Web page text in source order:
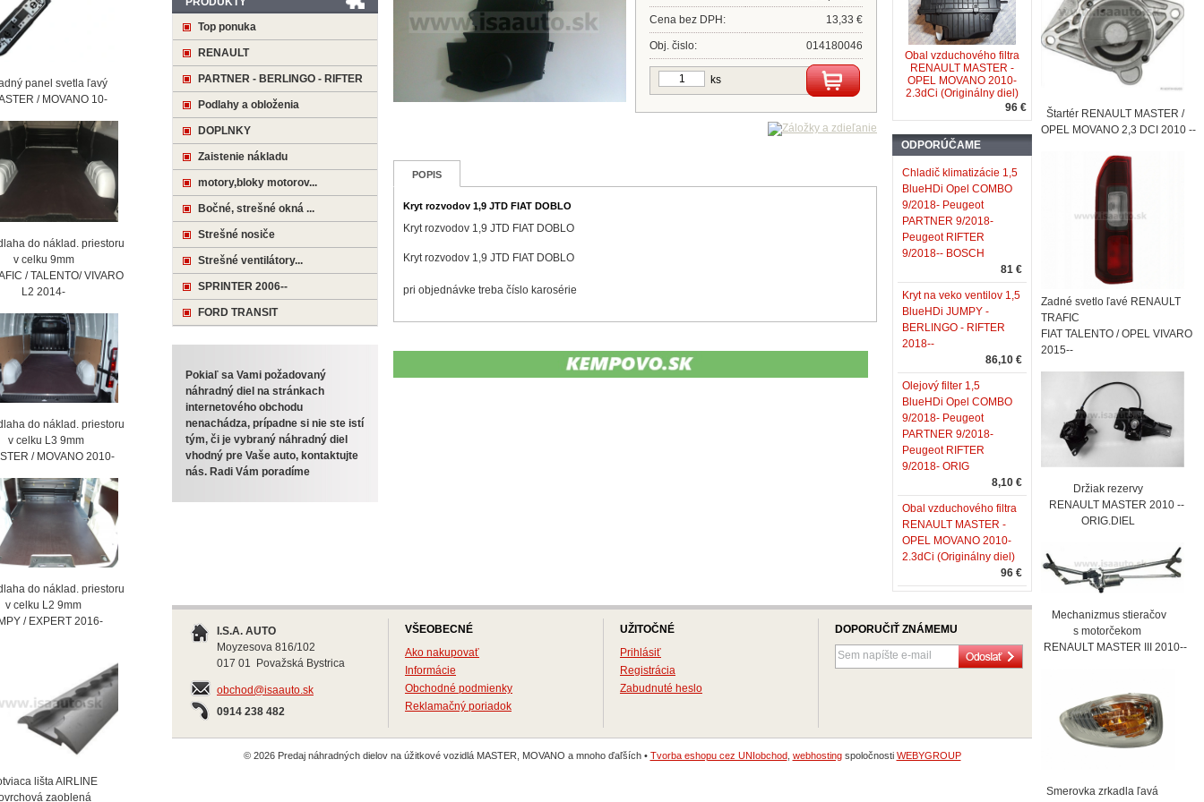
Cena bez DPH: 13,33 €
Obj. čislo: 014180046
ks
POPIS
Kryt rozvodov 1,9 JTD FIAT DOBLO
Kryt rozvodov 1,9 JTD FIAT DOBLO
Kryt rozvodov 1,9 JTD FIAT DOBLO
pri objednávke treba číslo karosérie
Obal vzduchového filtra
RENAULT MASTER -
OPEL MOVANO 2010-
2.3dCi (Originálny diel)
96 €
ODPORÚČAME
Chladič klimatizácie 1,5
BlueHDi Opel COMBO
9/2018- Peugeot
PARTNER 9/2018-
Peugeot RIFTER
9/2018-- BOSCH
81 €
Kryt na veko ventilov 1,5
BlueHDi JUMPY -
BERLINGO - RIFTER
2018--
86,10 €
Olejový filter 1,5
BlueHDi Opel COMBO
9/2018- Peugeot
PARTNER 9/2018-
Peugeot RIFTER
9/2018- ORIG
8,10 €
Obal vzduchového filtra
RENAULT MASTER -
OPEL MOVANO 2010-
2.3dCi (Originálny diel)
96 €
Top ponuka
RENAULT
PARTNER - BERLINGO - RIFTER
Podlahy a obloženia
DOPLNKY
Zaistenie nákladu
motory,bloky motorov...
Bočné, strešné okná ...
Strešné nosiče
Strešné ventilátory...
SPRINTER 2006--
FORD TRANSIT
Pokiaľ sa Vami požadovaný
náhradný diel na stránkach
internetového obchodu
nenachádza, prípadne si nie ste istí
tým, či je vybraný náhradný diel
vhodný pre Vaše auto, kontaktujte
nás. Radi Vám poradíme
I.S.A. AUTO
Moyzesova 816/102
017 01 Považská Bystrica
obchod@isaauto.sk
0914 238 482
VŠEOBECNÉ
Ako nakupovať
Informácie
Obchodné podmienky
Reklamačný poriadok
UŽITOČNÉ
Prihlásiť
Registrácia
Zabudnuté heslo
DOPORUČIŤ ZNÁMEMU
© 2026 Predaj náhradných dielov na úžitkové vozidlá MASTER, MOVANO a mnoho ďaľších • Tvorba eshopu cez UNIobchod, webhostingspoločnosti WEBYGROUP
panel svetla ľavý
/ MOVANO 10-
do náklad. priestoru
9mm
/ TALENTO/ VIVARO
2014-
do náklad. priestoru
L3 9mm
/ MOVANO 2010-
do náklad. priestoru
L2 9mm
/ EXPERT 2016-
lišta AIRLINE
zaoblená
Štartér RENAULT MASTER /
OPEL MOVANO 2,3 DCI 2010 --
Zadné svetlo ľavé RENAULT
TRAFIC
FIAT TALENTO / OPEL VIVARO
2015--
Držiak rezervy
RENAULT MASTER 2010 --
ORIG.DIEL
Mechanizmus stieračov
s motorčekom
RENAULT MASTER III 2010--
Smerovka zrkadla ľavá